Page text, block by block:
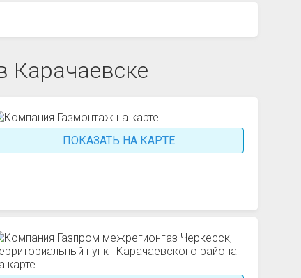
Карачаевске
ПОКАЗАТЬ НА КАРТЕ